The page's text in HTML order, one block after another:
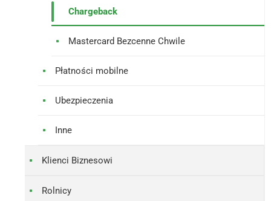
Chargeback
Mastercard Bezcenne Chwile
Płatności mobilne
Ubezpieczenia
Inne
Klienci Biznesowi
Rolnicy